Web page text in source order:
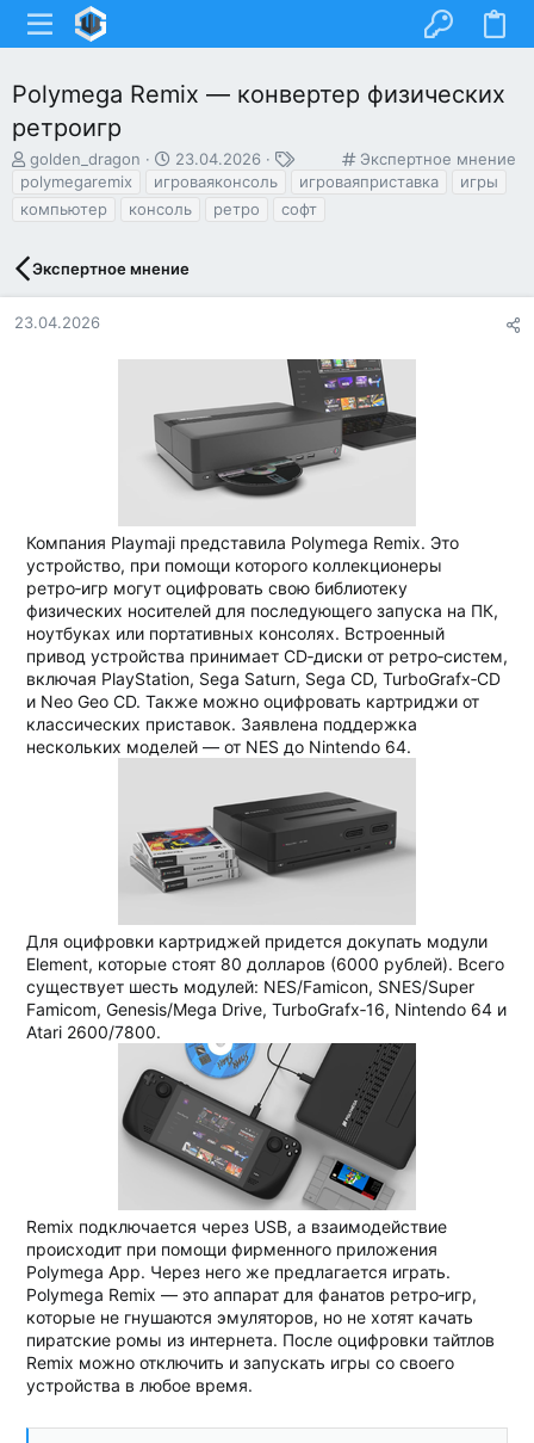
Polymega Remix — конвертер физических
ретроигр
К
а
Экспертное мнение
А
в
т
е
ы
golden_dragon
Д
а
а
23.04.2026
Т
е
polymegaremix игроваяконсоль игроваяприставка
игры
компьютер
консоль ретро софт
Экспертное мнение
23.04.2026
Компания Playmaji представила Polymega Remix. Это
устройство, при помощи которого коллекционеры
ретро‑игр могут оцифровать свою библиотеку
физических носителей для последующего запуска на ПК,
ноутбуках или портативных консолях. Встроенный
привод устройства принимает CD‑диски от ретро‑систем,
включая PlayStation, Sega Saturn, Sega CD, TurboGrafx‑CD
и Neo Geo CD. Также можно оцифровать картриджи от
классических приставок. Заявлена поддержка
нескольких моделей — от NES до Nintendo 64.
Для оцифровки картриджей придется докупать модули
Element, которые стоят 80 долларов (6000 рублей). Всего
существует шесть модулей: NES/Famicon, SNES/Super
Famicom, Genesis/Mega Drive, TurboGrafx‑16, Nintendo 64 и
Atari 2600/7800.
Remix подключается через USB, а взаимодействие
происходит при помощи фирменного приложения
Polymega App. Через него же предлагается играть.
Polymega Remix — это аппарат для фанатов ретро‑игр,
которые не гнушаются эмуляторов, но не хотят качать
пиратские ромы из интернета. После оцифровки тайтлов
Remix можно отключить и запускать игры со своего
устройства в любое время.